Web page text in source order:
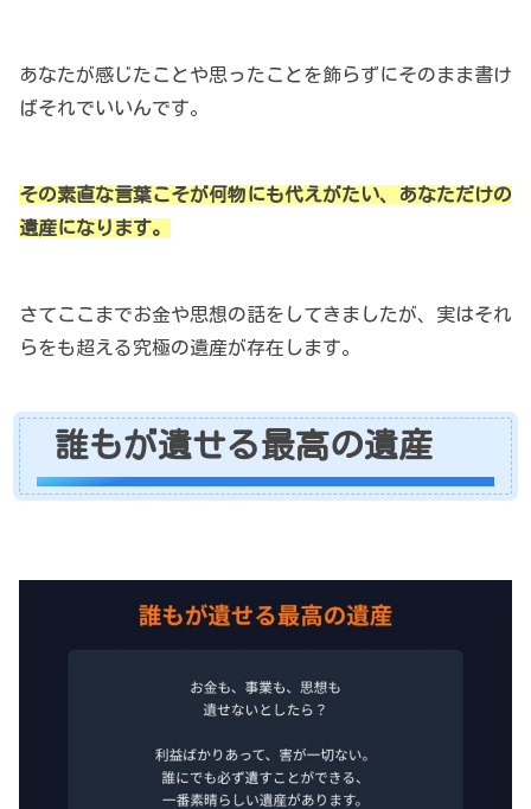
あなたが感じたことや思ったことを飾らずにそのまま書け
ばそれでいいんです。
その素直な言葉こそが何物にも代えがたい、あなただけの
遺産になります。
さてここまでお金や思想の話をしてきましたが、実はそれ
らをも超える究極の遺産が存在します。
誰もが遺せる最高の遺産